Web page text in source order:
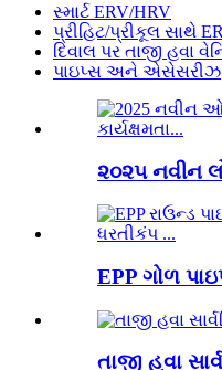
સ્માર્ટ ERV/HRV
પ્રીહિટ/પ્રીકૂલ સાથે
દિવાલ પર તાજી હવા
પાઇપ્સ અને એસેસરીઝ
૨૦૨૫ નવીન
EPP ગોળ
તાજી હવા